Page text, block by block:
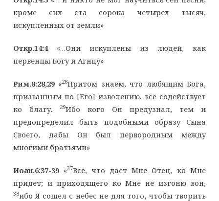
кроме сих ста сорока четырех тысяч,
искупленных от земли»
Откр.14:4«…Они искуплены из людей, как
первенцы Богу и Агнцу»
Рим.8:28,29«28Притом знаем, что любящим Бога,
призванным по [Его] изволению, все содействует
ко благу.
29Ибо кого Он предузнал, тем и
предопределил быть подобными образу Сына
Своего, дабы Он был первородным между
многими братьями»
Иоан.6:37-39«37Все, что дает Мне Отец, ко Мне
придет; и приходящего ко Мне не изгоню вон,
38ибо Я сошел с небес не для того, чтобы творить